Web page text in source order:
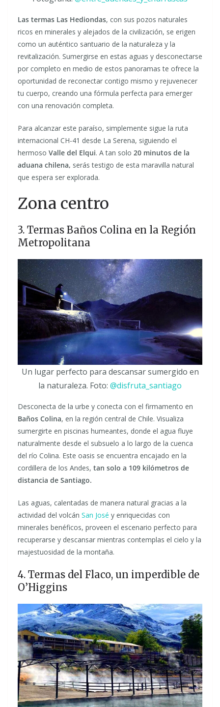
Las termas Las Hediondas, con sus pozos naturales
ricos en minerales y alejados de la civilización, se erigen
como un auténtico santuario de la naturaleza y la
revitalización. Sumergirse en estas aguas y desconectarse
por completo en medio de estos panoramas te ofrece la
oportunidad de reconectar contigo mismo y rejuvenecer
tu cuerpo, creando una fórmula perfecta para emerger
con una renovación completa.
Para alcanzar este paraíso, simplemente sigue la ruta
internacional CH-41 desde La Serena, siguiendo el
hermoso Valle del Elqui. A tan solo 20 minutos de la
aduana chilena, serás testigo de esta maravilla natural
que espera ser explorada.
Zona centro
3. Termas Baños Colina en la Región
Metropolitana
Un lugar perfecto para descansar sumergido en
la naturaleza. Foto: @disfruta_santiago
Desconecta de la urbe y conecta con el firmamento en
Baños Colina, en la región central de Chile. Visualiza
sumergirte en piscinas humeantes, donde el agua fluye
naturalmente desde el subsuelo a lo largo de la cuenca
del río Colina. Este oasis se encuentra encajado en la
cordillera de los Andes, tan solo a 109 kilómetros de
distancia de Santiago.
Las aguas, calentadas de manera natural gracias a la
actividad del volcán San José y enriquecidas con
minerales benéficos, proveen el escenario perfecto para
recuperarse y descansar mientras contemplas el cielo y la
majestuosidad de la montaña.
4. Termas del Flaco, un imperdible de
O’Higgins